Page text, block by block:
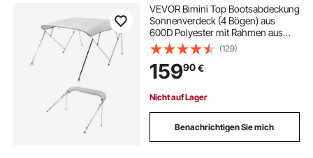
VEVOR Bimini Top Bootsabdeckung
Sonnenverdeck (4 Bögen) aus
600D Polyester mit Rahmen aus
Aluminiumlegierung, wasserdichte
Sonnenschutz-Bootsmarkise mit
Aufbewahrungstasche, 216-229
cm Hellgrau
(129)
15990€
Nicht auf Lager
Benachrichtigen Sie mich